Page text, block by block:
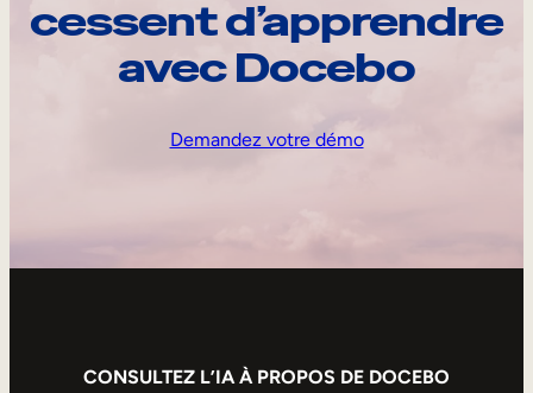
cessent d’apprendre
avec Docebo
Demandez votre démo
CONSULTEZ L’IA À PROPOS DE DOCEBO